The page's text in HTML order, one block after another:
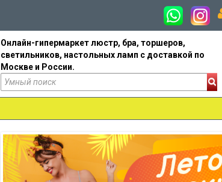
Онлайн-гипермаркет люстр, бра, торшеров,
светильников, настольных ламп с доставкой по
Москве и России.